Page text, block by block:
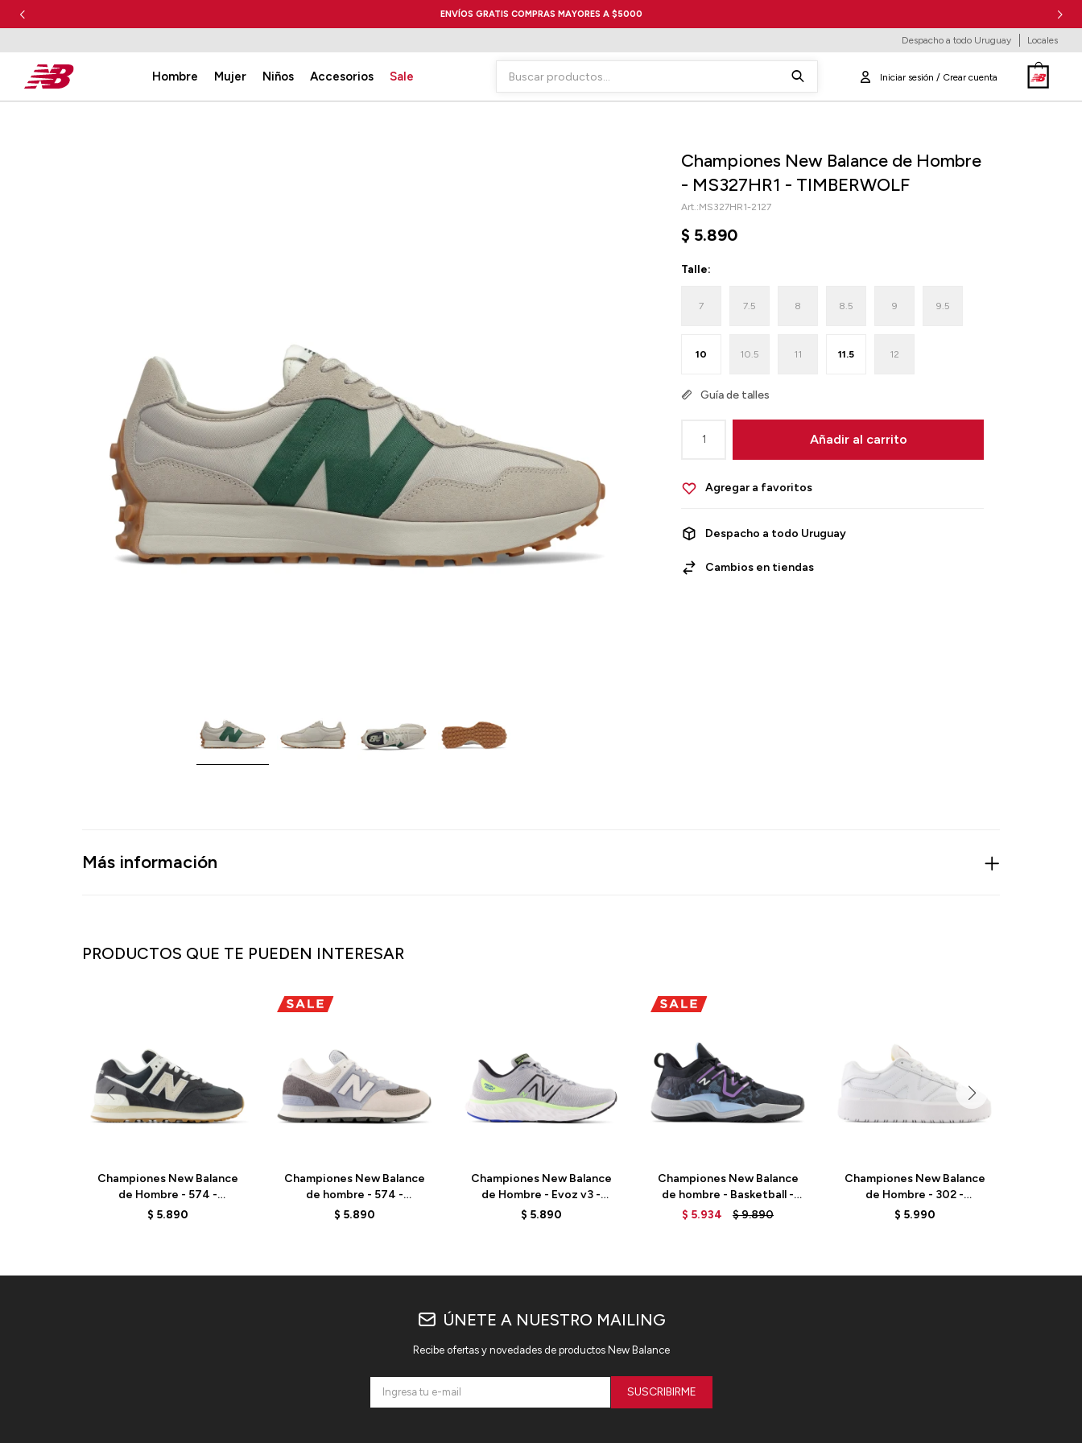
ENVÍOS GRATIS COMPRAS MAYORES A $5000
Hombre Mujer Niños Accesorios Sale
Despacho a todo Uruguay Locales
Championes New Balance de Hombre
- MS327HR1 - TIMBERWOLF
MS327HR1-2127
$ 5.890
Talle:
7 7.5 8 8.5 9 9.5
10 10.5 11 11.5 12
Guía de talles
1 Añadir al carrito
Despacho a todo Uruguay
Cambios en tiendas
Más información
PRODUCTOS QUE TE PUEDEN INTERESAR
Championes New Balance
de Hombre - 574 -
ML574DBH - BLACK
$ 5.890
Championes New Balance
de hombre - 574 -
ML574D2G - GREY
$ 5.890
Championes New Balance
de Hombre - Evoz v3 -
MEVOZRG3 - ALUMINUM
$ 5.890
Championes New Balance
de hombre - Basketball -
BB2WYOC3 - BLACK
$ 5.934 $9.890
Championes New Balance
de Hombre - 302 -
CT302CLA - WHITE
$ 5.990
ÚNETE A NUESTRO MAILING
Recibe ofertas y novedades de productos New Balance
SUSCRIBIRME